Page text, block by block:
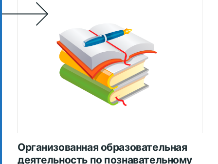
Организованная образовательная
деятельность по познавательному